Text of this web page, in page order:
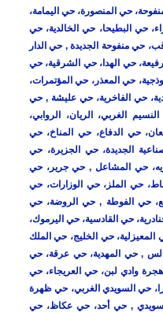
حي المنصورة، حي اليمامة،
حي البطيحا، حي الخالدية، حي
حي منفوحة الجديدة , حي الدار
حي الهدا، حي الشرقية، حي
حي المعذر، حي المؤتمرات،
حي الفاخرية، حي عليشة , حي
الغربي، الريان، الروابي،
حي الدفاع، حي المناخ، حي
الجديدة، حي الجزيرة، حي
حي المشاعل , حي جرير، حي
حي الملز، حي الوزارات، حي
حي الفوطة , حي الروضة، حي
حي القادسية، حي اليرموك،
حي الخليج، حي الملك
, حي المهدية، حي عرقة، حي
وادي لبن، حي العريجاء، حي
حي السويدي الغربي، حي ظهرة
, حي أحد، حي عكاظ، حي